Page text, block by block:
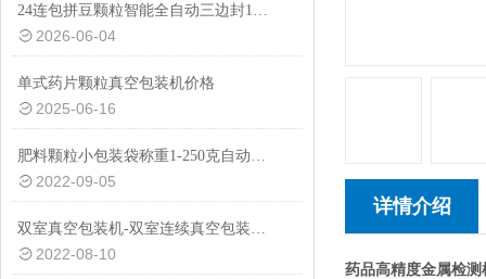
24连包拼豆颗粒智能全自动三边封1-10克包装机设备
2026-06-04
单式药片颗粒真空包装机价格
2025-06-16
肥料颗粒小包装袋称重1-250克自动包装机厂家
2022-09-05
双室真空包装机-双室连续真空包装机-600双室真空包装机厂家
2022-08-10
详情介绍
药品高精度金属检测